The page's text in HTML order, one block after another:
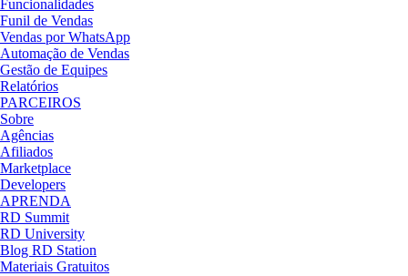
Funcionalidades
Funil de Vendas
Vendas por WhatsApp
Automação de Vendas
Gestão de Equipes
Relatórios
PARCEIROS
Sobre
Agências
Afiliados
Marketplace
Developers
APRENDA
RD Summit
RD University
Blog RD Station
Materiais Gratuitos